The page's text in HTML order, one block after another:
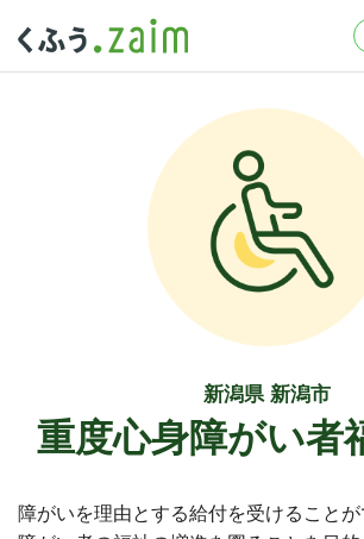
新潟県 新潟市
重度心身障がい者
障がいを理由とする給付を受けること